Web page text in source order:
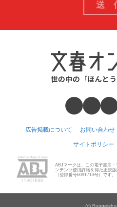
広告掲載について お問い合わせ
サイトポリシー
ABJマークは、この電子書店
ンテンツ使用許諾を得た正規
（登録番号6091713号）です。
(c)